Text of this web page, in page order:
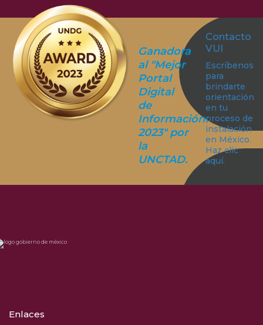
Ganadora
al "Mejor
Portal
Digital
de
Información
2023" por
la
UNCTAD.
Contacto
VUI
Escríbenos
para
brindarte
orientación
en tu
proceso de
instalación
en México.
Haz clic
aquí.
Enlaces